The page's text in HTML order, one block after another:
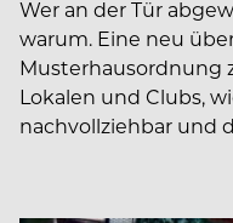
Wer an der Tür
warum. Eine neu
Musterhausordnung
Lokalen und Clubs,
nachvollziehbar und